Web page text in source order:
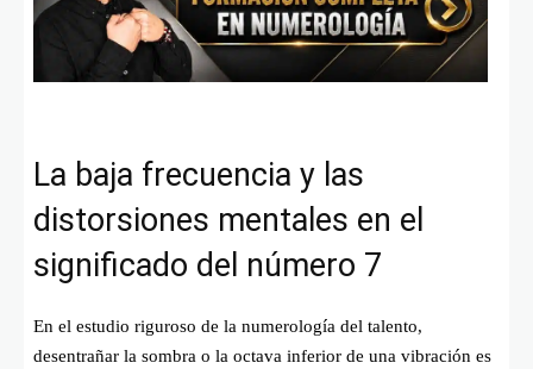
La baja frecuencia y las
distorsiones mentales en el
significado del número 7
En el estudio riguroso de la numerología del talento,
desentrañar la sombra o la octava inferior de una vibración es